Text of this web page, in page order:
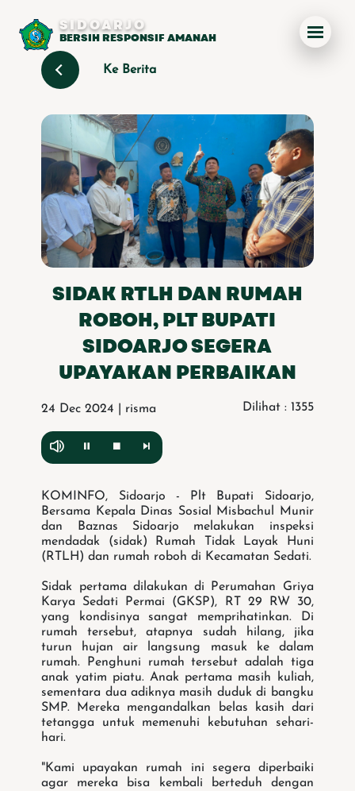
SIDOARJO
BERSIH RESPONSIF AMANAH
Ke Berita
SIDAK RTLH DAN RUMAH
ROBOH, PLT BUPATI
SIDOARJO SEGERA
UPAYAKAN PERBAIKAN
24 Dec 2024 | risma Dilihat : 1355
KOMINFO, Sidoarjo - Plt Bupati Sidoarjo,
Bersama Kepala Dinas Sosial Misbachul Munir
dan Baznas Sidoarjo melakukan inspeksi
mendadak (sidak) Rumah Tidak Layak Huni
(RTLH) dan rumah roboh di Kecamatan Sedati.
Sidak pertama dilakukan di Perumahan Griya
Karya Sedati Permai (GKSP), RT 29 RW 30,
yang kondisinya sangat memprihatinkan. Di
rumah tersebut, atapnya sudah hilang, jika
turun hujan air langsung masuk ke dalam
rumah. Penghuni rumah tersebut adalah tiga
anak yatim piatu. Anak pertama masih kuliah,
sementara dua adiknya masih duduk di bangku
SMP. Mereka mengandalkan belas kasih dari
tetangga untuk memenuhi kebutuhan sehari-
hari.
"Kami upayakan rumah ini segera diperbaiki
agar mereka bisa kembali berteduh dengan